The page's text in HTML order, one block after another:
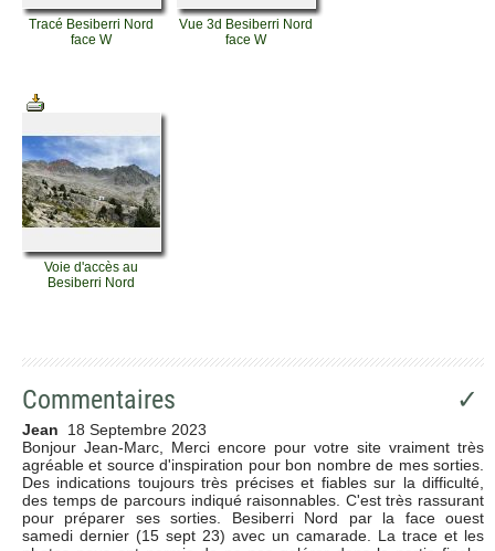
Tracé Besiberri Nord
face W
Vue 3d Besiberri Nord
face W
Voie d'accès au
Besiberri Nord
Commentaires ✓
Jean
18 Septembre 2023
Bonjour Jean-Marc, Merci encore pour votre site vraiment très
agréable et source d'inspiration pour bon nombre de mes sorties.
Des indications toujours très précises et fiables sur la difficulté,
des temps de parcours indiqué raisonnables. C'est très rassurant
pour préparer ses sorties. Besiberri Nord par la face ouest
samedi dernier (15 sept 23) avec un camarade. La trace et les